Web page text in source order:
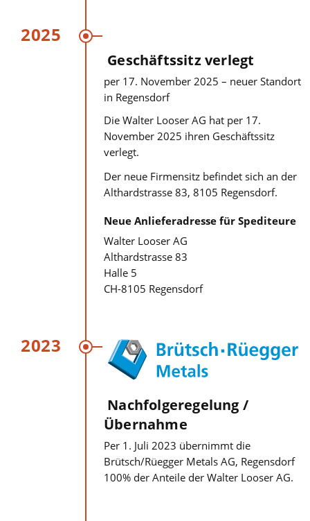
2025
Geschäftssitz verlegt
per 17. November 2025 – neuer Standort
in Regensdorf
Die Walter Looser AG hat per 17.
November 2025 ihren Geschäftssitz
verlegt.
Der neue Firmensitz befindet sich an der
Althardstrasse 83, 8105 Regensdorf.
Neue Anlieferadresse für Spediteure
Walter Looser AG
Althardstrasse 83
Halle 5
CH-8105 Regensdorf
2023
Nachfolgeregelung /
Übernahme
Per 1. Juli 2023 übernimmt die
Brütsch/Rüegger Metals AG, Regensdorf
100% der Anteile der Walter Looser AG.